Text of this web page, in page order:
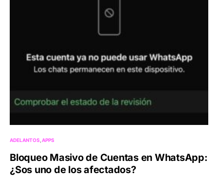
ADELANTOS APPS
Bloqueo Masivo de Cuentas en WhatsApp:
¿Sos uno de los afectados?